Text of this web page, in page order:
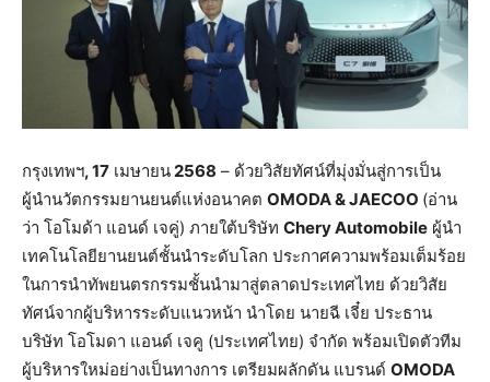
กรุงเทพฯ, 17 เมษายน2568 – ด้วยวิสัยทัศน์ที่มุ่งมั่นสู่การเป็น
ผู้นำนวัตกรรมยานยนต์แห่งอนาคต OMODA & JAECOO (อ่าน
ว่า โอโมด้า แอนด์ เจคู่) ภายใต้บริษัท Chery Automobile ผู้นำ
เทคโนโลยียานยนต์ชั้นนำระดับโลก ประกาศความพร้อมเต็มร้อย
ในการนำทัพยนตรกรรมชั้นนำมาสู่ตลาดประเทศไทย ด้วยวิสัย
ทัศน์จากผู้บริหารระดับแนวหน้า นำโดย นายฉี เจี๋ย ประธาน
บริษัท โอโมดา แอนด์ เจคู (ประเทศไทย) จำกัด พร้อมเปิดตัวทีม
ผู้บริหารใหม่อย่างเป็นทางการ เตรียมผลักดัน แบรนด์ OMODA